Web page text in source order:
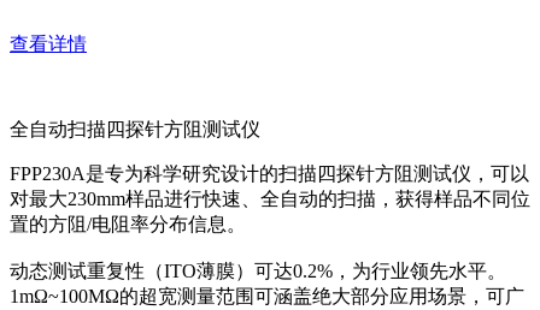
查看详情
全自动扫描四探针方阻测试仪
FPP230A是专为科学研究设计的扫描四探针方阻测试仪，可以
对最大230mm样品进行快速、全自动的扫描，获得样品不同位
置的方阻/电阻率分布信息。
动态测试重复性（ITO薄膜）可达0.2%，为行业领先水平。
1mΩ~100MΩ的超宽测量范围可涵盖绝大部分应用场景，可广